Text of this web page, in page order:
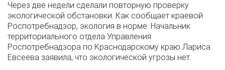
Через две недели сделали повторную проверку
экологической обстановки. Как сообщает краевой
Роспотребнадзор, экология в норме. Начальник
территориального отдела Управления
Роспотребнадзора по Краснодарскому краю Лариса
Евсеева заявила, что экологической угрозы нет.